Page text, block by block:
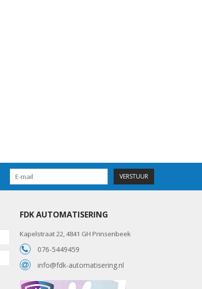
VERSTUUR
FDK AUTOMATISERING
Kapelstraat 22, 4841 GH Prinsenbeek
076-5449459
info@fdk-automatisering.nl